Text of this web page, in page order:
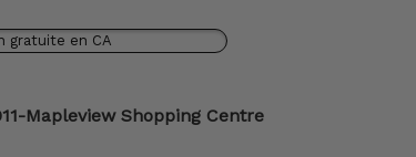
gratuite en CA
Mapleview Shopping Centre